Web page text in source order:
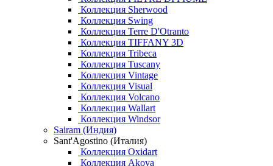
Коллекция Sherwood
Коллекция Swing
Коллекция Terre D'Otranto
Коллекция TIFFANY 3D
Коллекция Tribeca
Коллекция Tuscany
Коллекция Vintage
Коллекция Visual
Коллекция Volcano
Коллекция Wallart
Коллекция Windsor
Sairam (Индия)
Sant'Agostino (Италия)
Коллекция Oxidart
Коллекция Akoya